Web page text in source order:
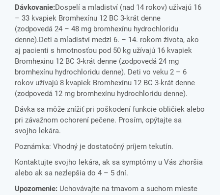
Dávkovanie:Dospelí a mladiství (nad 14 rokov) užívajú 16
– 33 kvapiek Bromhexínu 12 BC 3-krát denne
(zodpovedá 24 – 48 mg bromhexínu hydrochloridu
denne).Deti a mladiství medzi 6. – 14. rokom života, ako
aj pacienti s hmotnosťou pod 50 kg užívajú 16 kvapiek
Bromhexinu 12 BC 3-krát denne (zodpovedá 24 mg
bromhexínu hydrochloridu denne). Deti vo veku 2 – 6
rokov užívajú 8 kvapiek Bromhexínu 12 BC 3-krát denne
(zodpovedá 12 mg bromhexínu hydrochloridu denne).
Dávka sa môže znížiť pri poškodení funkcie obličiek alebo
pri závažnom ochorení pečene. Prosím, opýtajte sa
svojho lekára.
Poznámka: Vhodný je dostatočný príjem tekutín.
Kontaktujte svojho lekára, ak sa symptómy u Vás zhoršia
alebo ak sa nezlepšia do 4 – 5 dní.
Upozornenie: Uchovávajte na tmavom a suchom mieste